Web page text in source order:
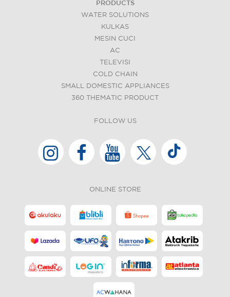
PRODUCTS
WATER SOLUTIONS
KULKAS
MESIN CUCI
AC
TELEVISI
COLD CHAIN
SMALL DOMESTIC APPLIANCES
360 THEMATIC PRODUCT
FOLLOW US
ONLINE STORE